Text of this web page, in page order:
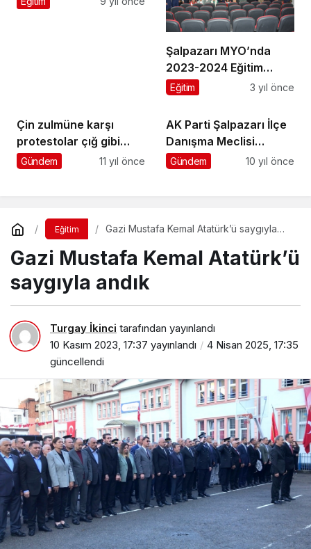
Şalpazarı MYO’nda
2023-2024 Eğitim
Öğretim Yılı tanışma
Eğitim 3 yıl önce
Çin zulmüne karşı
protestolar çığ gibi
büyüyor
Gündem 11 yıl önce
AK Parti Şalpazarı İlçe
Danışma Meclisi
Toplantısı yapıldı
Gündem 10 yıl önce
Eğitim
Gazi Mustafa Kemal Atatürk’ü saygıyla
Gazi Mustafa Kemal Atatürk’ü
saygıyla andık
Turgay İkinci tarafından yayınlandı
10 Kasım 2023, 17:37 yayınlandı
4 Nisan 2025, 17:35
güncellendi